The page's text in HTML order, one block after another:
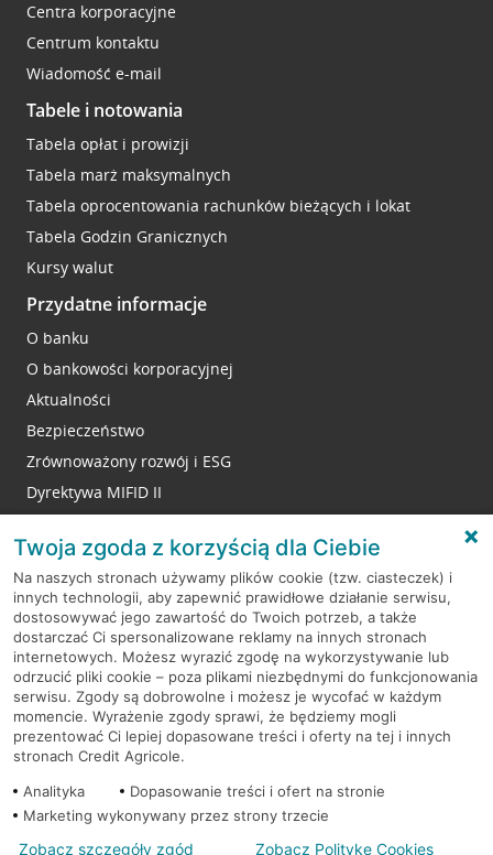
Centra korporacyjne
Centrum kontaktu
Wiadomość e-mail
Tabele i notowania
Tabela opłat i prowizji
Tabela marż maksymalnych
Tabela oprocentowania rachunków bieżących i lokat
Tabela Godzin Granicznych
Kursy walut
Przydatne informacje
O banku
O bankowości korporacyjnej
Aktualności
Bezpieczeństwo
Zrównoważony rozwój i ESG
Dyrektywa MIFID II
RODO
Regulamin serwisu
Mapa serwisu
PolitykaCookies
Twoja zgoda z korzyścią dla Ciebie
Na naszych stronach używamy plików cookie (tzw. ciasteczek) i
innych technologii, aby zapewnić prawidłowe działanie serwisu,
dostosowywać jego zawartość do Twoich potrzeb, a także
dostarczać Ci spersonalizowane reklamy na innych stronach
internetowych. Możesz wyrazić zgodę na wykorzystywanie lub
odrzucić pliki cookie – poza plikami niezbędnymi do funkcjonowania
serwisu. Zgody są dobrowolne i możesz je wycofać w każdym
momencie. Wyrażenie zgody sprawi, że będziemy mogli
prezentować Ci lepiej dopasowane treści i oferty na tej i innych
stronach Credit Agricole.
Analityka
Dopasowanie treści i ofert na stronie
Marketing wykonywany przez strony trzecie
Zobacz szczegóły zgód Zobacz Politykę Cookies